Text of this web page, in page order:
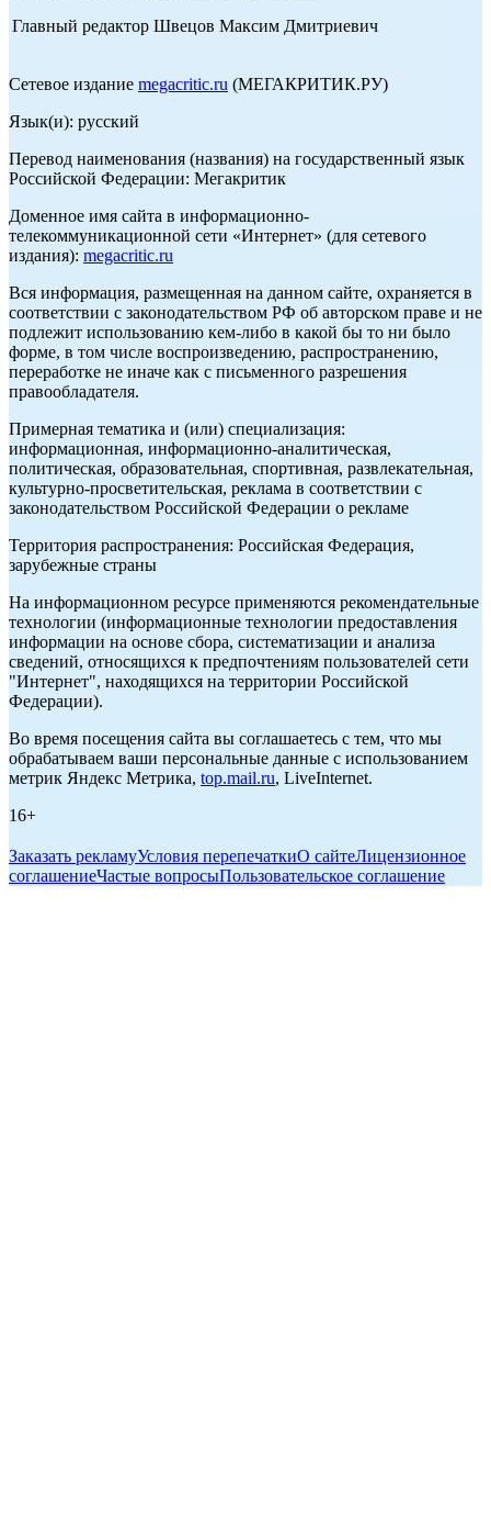
Главный редактор Швецов Максим Дмитриевич
Сетевое издание megacritic.ru (МЕГАКРИТИК.РУ)
Язык(и): русский
Перевод наименования (названия) на государственный язык
Российской Федерации: Мегакритик
Доменное имя сайта в информационно-
телекоммуникационной сети «Интернет» (для сетевого
издания): megacritic.ru
Вся информация, размещенная на данном сайте, охраняется в
соответствии с законодательством РФ об авторском праве и не
подлежит использованию кем-либо в какой бы то ни было
форме, в том числе воспроизведению, распространению,
переработке не иначе как с письменного разрешения
правообладателя.
Примерная тематика и (или) специализация:
информационная, информационно-аналитическая,
политическая, образовательная, спортивная, развлекательная,
культурно-просветительская, реклама в соответствии с
законодательством Российской Федерации о рекламе
Территория распространения: Российская Федерация,
зарубежные страны
На информационном ресурсе применяются рекомендательные
технологии (информационные технологии предоставления
информации на основе сбора, систематизации и анализа
сведений, относящихся к предпочтениям пользователей сети
"Интернет", находящихся на территории Российской
Федерации).
Во время посещения сайта вы соглашаетесь с тем, что мы
обрабатываем ваши персональные данные с использованием
метрик Яндекс Метрика, top.mail.ru, LiveInternet.
16+
Заказать рекламуУсловия перепечаткиО сайтеЛицензионное
соглашениеЧастые вопросыПользовательское соглашение